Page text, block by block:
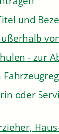
und
- zur
oder